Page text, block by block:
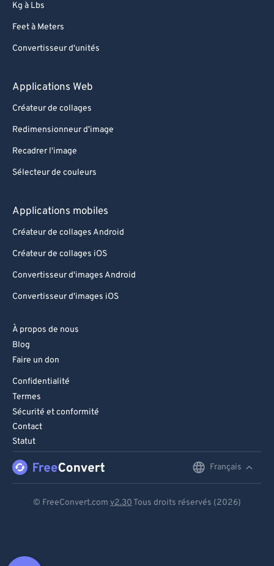
Kg à Lbs
Feet à Meters
Convertisseur d'unités
Applications Web
Créateur de collages
Redimensionneur d'image
Recadrer l'image
Sélecteur de couleurs
Applications mobiles
Créateur de collages Android
Créateur de collages iOS
Convertisseur d'images Android
Convertisseur d'images iOS
À propos de nous
Blog
Faire un don
Confidentialité
Termes
Sécurité et conformité
Contact
Statut
Français
© FreeConvert.com v2.30 Tous droits réservés (2026)